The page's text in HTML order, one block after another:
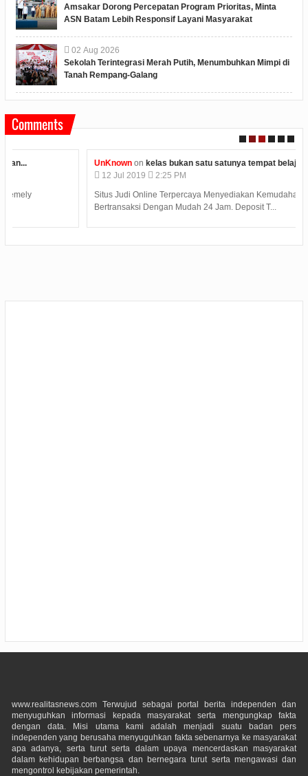
Amsakar Dorong Percepatan Program Prioritas, Minta
ASN Batam Lebih Responsif Layani Masyarakat
02 Aug 2026
Sekolah Terintegrasi Merah Putih, Menumbuhkan Mimpi di
Tanah Rempang-Galang
Comments
UnKnown
kelas bukan satu satunya tempat belajar...
2:25 PM
Situs Judi Online Terpercaya Menyediakan Kemudahan Dalam
Bertransaksi Dengan Mudah 24 Jam. Deposit T...
www.realitasnews.com Terwujud sebagai portal berita independen dan
menyuguhkan informasi kepada masyarakat serta mengungkap fakta
dengan data. Misi utama kami adalah menjadi suatu badan pers
independen yang berusaha menyuguhkan fakta sebenarnya ke masyarakat
apa adanya, serta turut serta dalam upaya mencerdaskan masyarakat
dalam kehidupan berbangsa dan bernegara turut serta mengawasi dan
mengontrol kebijakan pemerintah.